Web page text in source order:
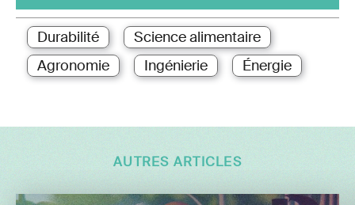
Durabilité
Science alimentaire
Agronomie
Ingénierie Énergie
AUTRES ARTICLES